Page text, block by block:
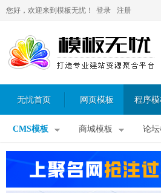
您好，欢迎来到模板无忧！ 登录 注册
无忧首页 网页模板 程序模
CMS模板 商城模板 论坛